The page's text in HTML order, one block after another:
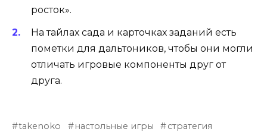
росток».
На тайлах сада и карточках заданий есть
пометки для дальтоников, чтобы они могли
отличать игровые компоненты друг от
друга.
takenoko настольные игры стратегия